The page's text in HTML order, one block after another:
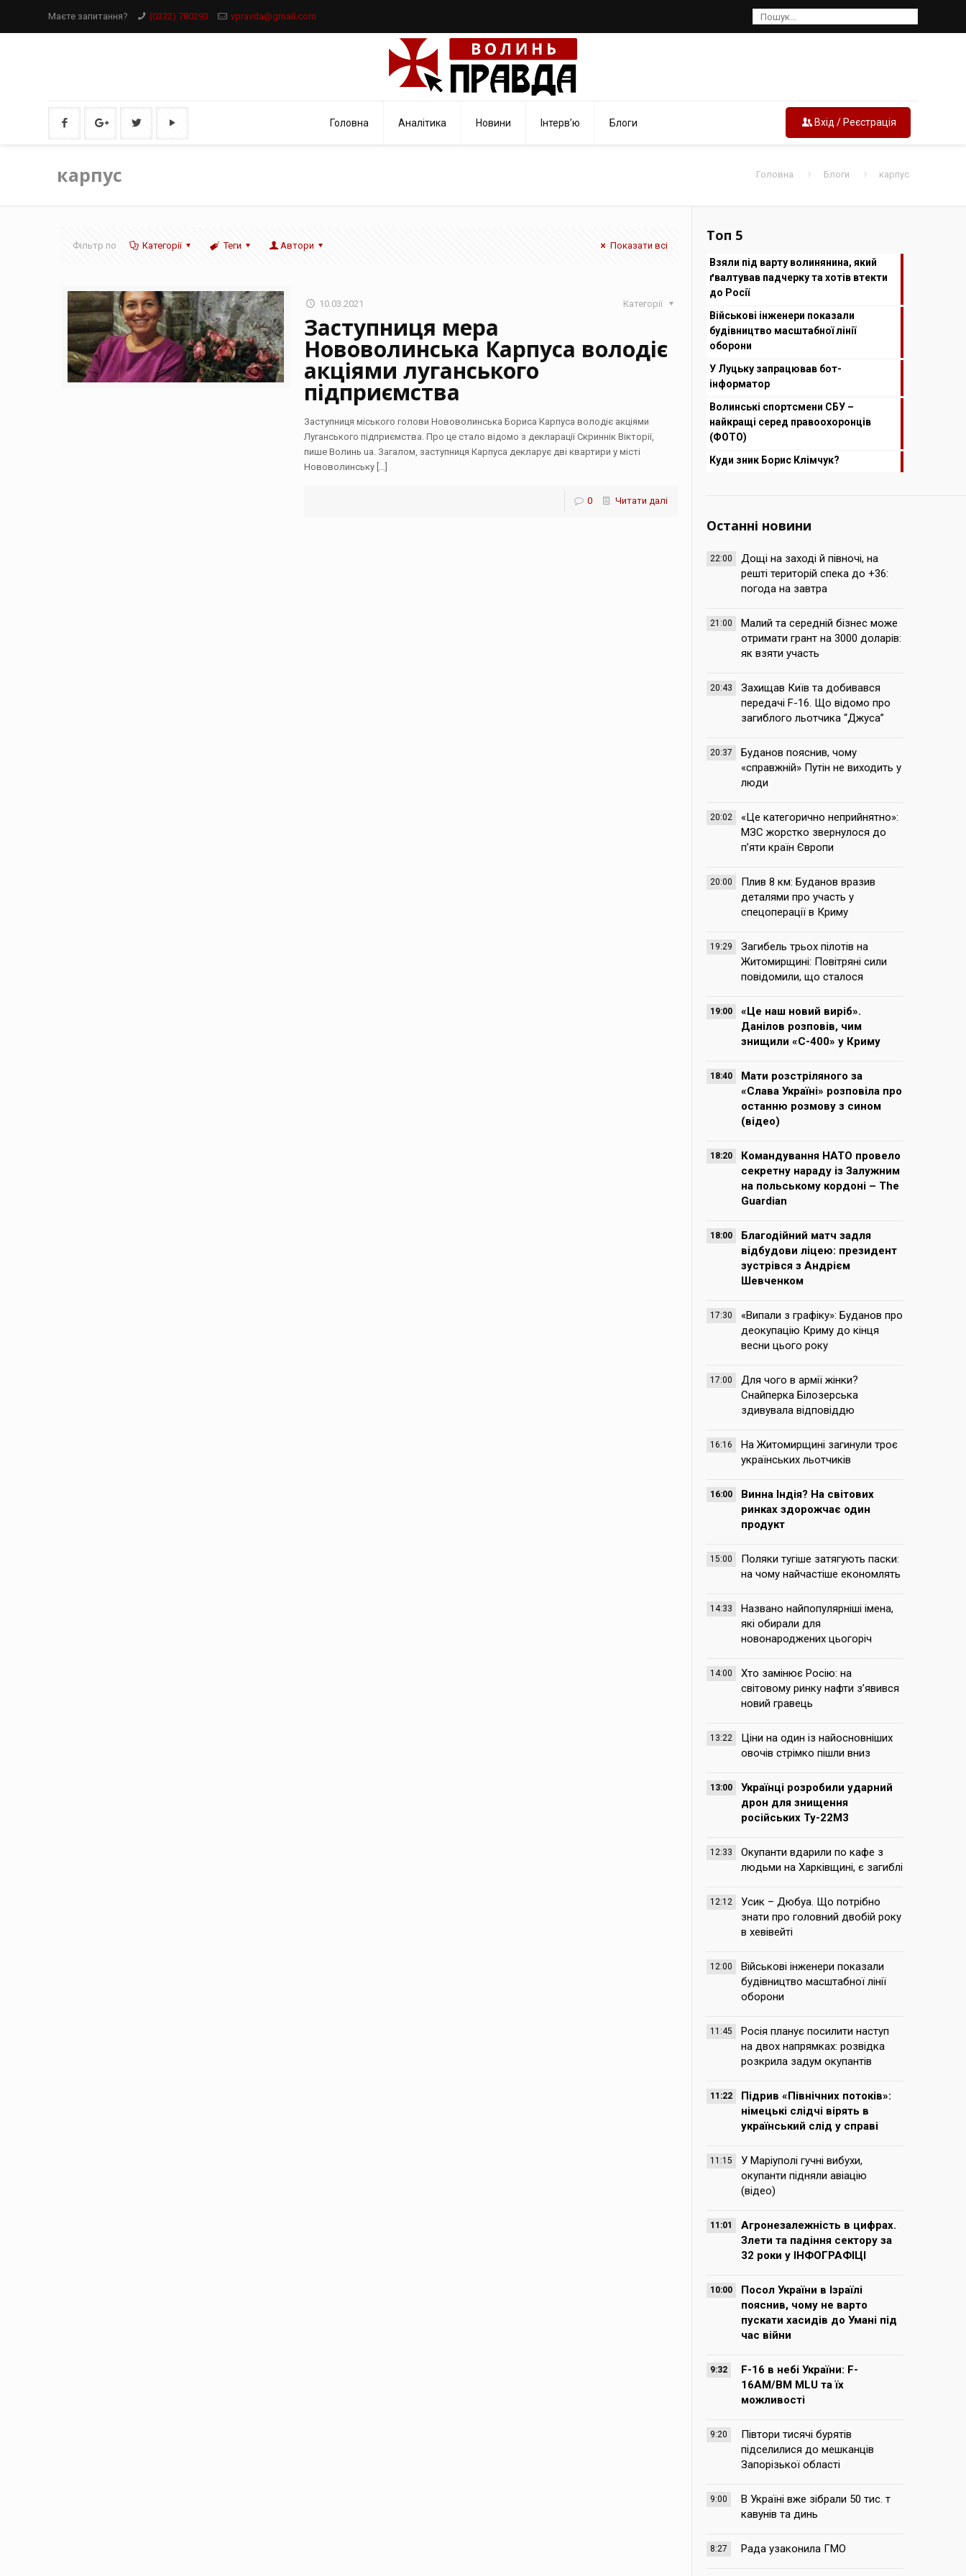
Маєте запитання? (0332) 780293 vpravda@gmail.com
Головна Аналітика Новини Інтерв’ю Блоги Вхід / Реєстрація
карпус Головна Блоги карпус
Фільтр по Категорії Теги Автори Показати всі
10.03.2021 Категорії
Заступниця мера
Нововолинська Карпуса володіє
акціями луганського
підприємства
Заступниця міського голови Нововолинська Бориса Карпуса володіє акціями
Луганського підприємства. Про це стало відомо з декларації Скриннік Вікторії,
пише Волинь ua. Загалом, заступниця Карпуса декларує дві квартири у місті
Нововолинську […]
0 Читати далі
Топ 5
Взяли під варту волинянина, який
ґвалтував падчерку та хотів втекти
до Росії
Військові інженери показали
будівництво масштабної лінії
оборони
У Луцьку запрацював бот-
інформатор
Волинські спортсмени СБУ –
найкращі серед правоохоронців
(ФОТО)
Куди зник Борис Клімчук?
Останні новини
22:00
Дощі на заході й півночі, на
решті територій спека до +36:
погода на завтра
21:00
Малий та середній бізнес може
отримати грант на 3000 доларів:
як взяти участь
20:43
Захищав Київ та добивався
передачі F-16. Що відомо про
загиблого льотчика “Джуса”
20:37
Буданов пояснив, чому
«справжній» Путін не виходить у
люди
20:02
«Це категорично неприйнятно»:
МЗС жорстко звернулося до
п’яти країн Європи
20:00
Плив 8 км: Буданов вразив
деталями про участь у
спецоперації в Криму
19:29
Загибель трьох пілотів на
Житомирщині: Повітряні сили
повідомили, що сталося
19:00
«Це наш новий виріб».
Данілов розповів, чим
знищили «С-400» у Криму
18:40
Мати розстріляного за
«Слава Україні» розповіла про
останню розмову з сином
(відео)
18:20
Командування НАТО провело
секретну нараду із Залужним
на польському кордоні – The
Guardian
18:00
Благодійний матч задля
відбудови ліцею: президент
зустрівся з Андрієм
Шевченком
17:30
«Випали з графіку»: Буданов про
деокупацію Криму до кінця
весни цього року
17:00
Для чого в армії жінки?
Снайперка Білозерська
здивувала відповіддю
16:16
На Житомирщині загинули троє
українських льотчиків
16:00
Винна Індія? На світових
ринках здорожчає один
продукт
15:00
Поляки тугіше затягують паски:
на чому найчастіше економлять
14:33
Названо найпопулярніші імена,
які обирали для
новонароджених цьогоріч
14:00
Хто замінює Росію: на
світовому ринку нафти з’явився
новий гравець
13:22
Ціни на один із найосновніших
овочів стрімко пішли вниз
13:00
Українці розробили ударний
дрон для знищення
російських Ту-22М3
12:33
Окупанти вдарили по кафе з
людьми на Харківщині, є загиблі
12:12
Усик – Дюбуа. Що потрібно
знати про головний двобій року
в хевівейті
12:00
Військові інженери показали
будівництво масштабної лінії
оборони
11:45
Росія планує посилити наступ
на двох напрямках: розвідка
розкрила задум окупантів
11:22
Підрив «Північних потоків»:
німецькі слідчі вірять в
український слід у справі
11:15
У Маріуполі гучні вибухи,
окупанти підняли авіацію
(відео)
11:01
Агронезалежність в цифрах.
Злети та падіння сектору за
32 роки у ІНФОГРАФІЦІ
10:00
Посол України в Ізраїлі
пояснив, чому не варто
пускати хасидів до Умані під
час війни
9:32
F-16 в небі України: F-
16AM/BM MLU та їх
можливості
9:20
Півтори тисячі бурятів
підселилися до мешканців
Запорізької області
9:00
В Україні вже зібрали 50 тис. т
кавунів та динь
8:27 Рада узаконила ГМО